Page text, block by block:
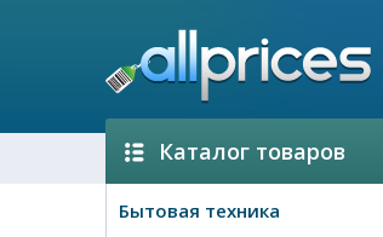
Каталог товаров
Бытовая техника